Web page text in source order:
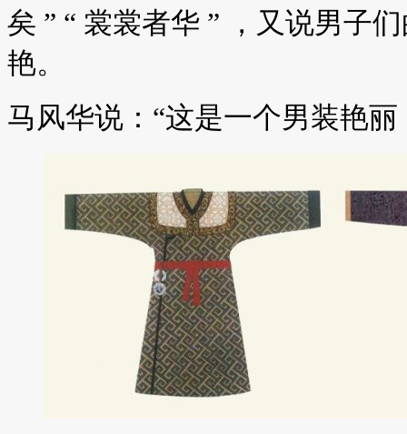
矣 ” “ 裳裳者华 ” ，又说男子
艳。
马风华说：“这是一个男装艳